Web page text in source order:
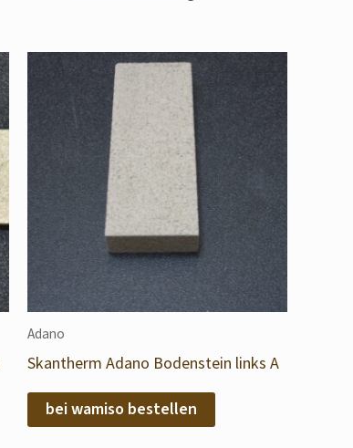
Adano
Skantherm Adano Bodenstein links A
bei wamiso bestellen